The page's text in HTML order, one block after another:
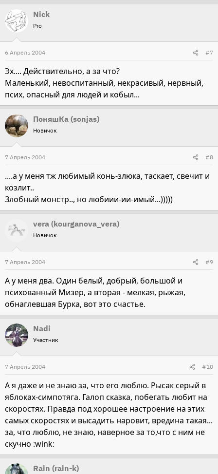
Nick
Pro
6 Апрель 2004 #7
Эх.... Действительно, а за что?
Маленький, невоспитанный, некрасивый, нервный,
псих, опасный для людей и кобыл...
ПоняшКа (sonjas)
Новичок
7 Апрель 2004 #8
....а у меня тж любимый конь-злюка, таскает, свечит и
козлит..
Злобный монстр.., но любиии-ии-имый...)))))
vera (kourganova_vera)
Новичок
7 Апрель 2004 #9
А у меня два. Один белый, добрый, большой и
психованный Мизер, а вторая - мелкая, рыжая,
обнаглевшая Бурка, вот это счастье.
Nadi
Участник
7 Апрель 2004 #10
А я даже и не знаю за, что его люблю. Рысак серый в
яблоках-симпотяга. Галоп сказка, побегать любит на
скоростях. Правда под хорошее настроение на этих
самых скоростях и высадить наровит, вредина такая...
за, что люблю, не знаю, наверное за то,что с ним не
скучно :wink:
Rain (rain-k)